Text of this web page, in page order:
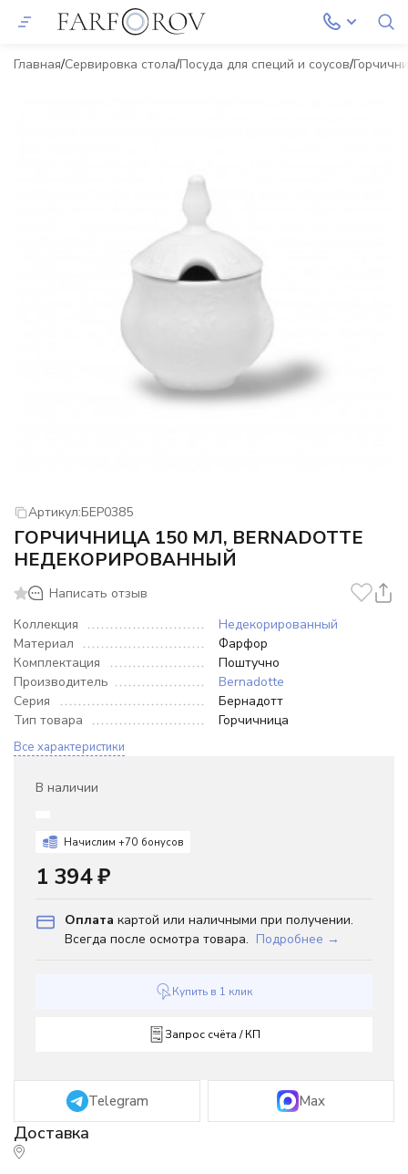
Главная Сервировка стола Посуда для специй и соусов
Артикул:БЕР0385
ГОРЧИЧНИЦА 150 МЛ, BERNADOTTE
НЕДЕКОРИРОВАННЫЙ
Написать отзыв
Коллекция
Недекорированный
Материал
Фарфор
Комплектация
Поштучно
Производитель
Bernadotte
Серия
Бернадотт
Тип товара
Горчичница
Все характеристики
В наличии
Начислим +70 бонусов
1 394₽
Оплата картой или наличными при получении.
Всегда после осмотра товара. Подробнее →
Купить в 1 клик
Запрос счёта / КП
Telegram Max